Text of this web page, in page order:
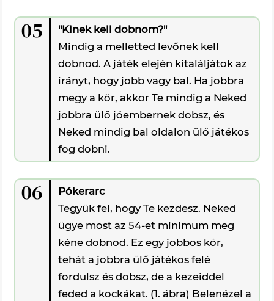
05
"Kinek kell dobnom?"
Mindig a melletted levőnek kell
dobnod. A játék elején kitaláljátok az
irányt, hogy jobb vagy bal. Ha jobbra
megy a kör, akkor Te mindig a Neked
jobbra ülő jóembernek dobsz, és
Neked mindig bal oldalon ülő játékos
fog dobni.
06
Pókerarc
Tegyük fel, hogy Te kezdesz. Neked
ügye most az 54-et minimum meg
kéne dobnod. Ez egy jobbos kör,
tehát a jobbra ülő játékos felé
fordulsz és dobsz, de a kezeiddel
feded a kockákat. (1. ábra) Belenézel a